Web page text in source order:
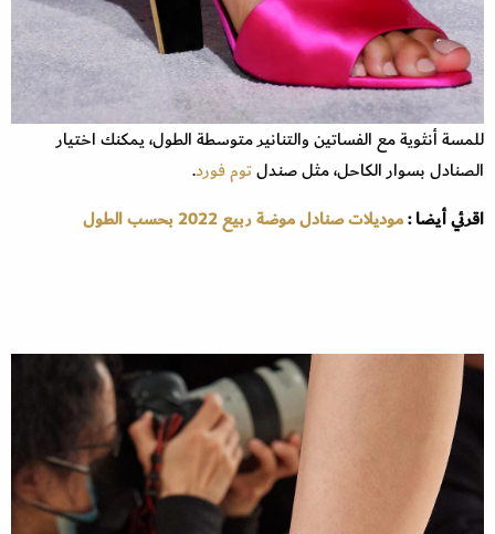
للمسة أنثوية مع الفساتين والتنانير متوسطة الطول، يمكنك اختيار
الصنادل بسوار الكاحل، مثل صندلتوم فورد.
اقرئي أيضا :موديلات صنادل موضة ربيع 2022 بحسب الطول